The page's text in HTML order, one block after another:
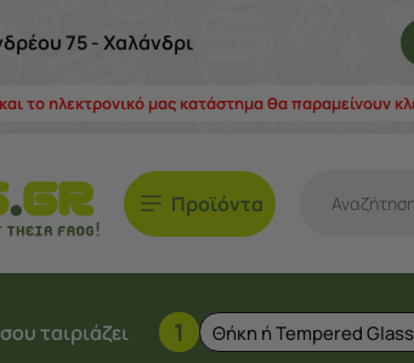
75 - Χαλάνδρι
το ηλεκτρονικό μας κατάστημα θα παραμείνουν
Προϊόντα
ταιριάζει 1